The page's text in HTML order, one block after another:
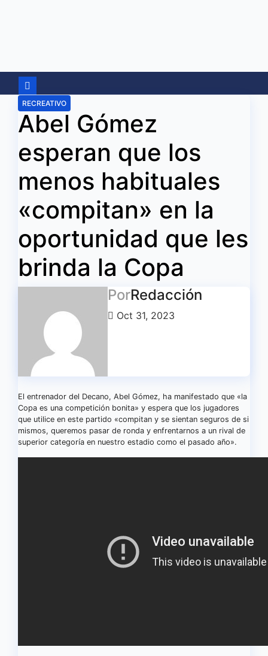
RECREATIVO
Abel Gómez
esperan que los
menos habituales
«compitan» en la
oportunidad que les
brinda la Copa
PorRedacción
Oct 31, 2023
El entrenador del Decano, Abel Gómez, ha manifestado que «la
Copa es una competición bonita» y espera que los jugadores
que utilice en este partido «compitan y se sientan seguros de si
mismos, queremos pasar de ronda y enfrentarnos a un rival de
superior categoría en nuestro estadio como el pasado año».